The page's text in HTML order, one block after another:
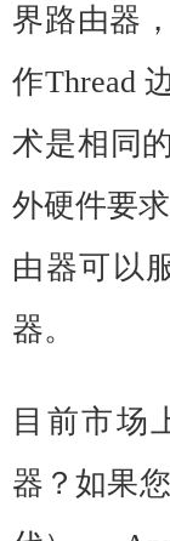
界路由器
作Thread
术是相同
外硬件要
由器可以
器。
目前市场
器？如果